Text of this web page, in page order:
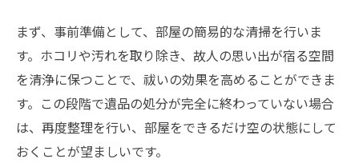
まず、事前準備として、部屋の簡易的な清掃を行いま
す。ホコリや汚れを取り除き、故人の思い出が宿る空間
を清浄に保つことで、祓いの効果を高めることができま
す。この段階で遺品の処分が完全に終わっていない場合
は、再度整理を行い、部屋をできるだけ空の状態にして
おくことが望ましいです。